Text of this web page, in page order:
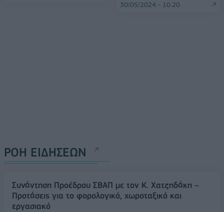
30/05/2024 - 10:20
ΡΟΗ ΕΙΔΗΣΕΩΝ
Συνάντηση Προέδρου ΣΒΑΠ με τον Κ. Χατζηδάκη –
Προτάσεις για το φορολογικό, χωροταξικό και
εργασιακό